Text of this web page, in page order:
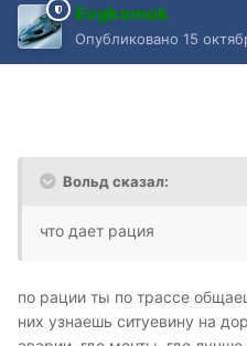
Evgkomok
Опубликовано 15
Вольд сказал:
что дает рация
по рации ты по трассе
них узнаешь ситуевину на